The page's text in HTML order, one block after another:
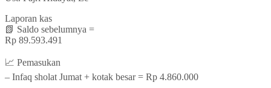
Laporan kas
📗 Saldo sebelumnya =
Rp 89.593.491
📈 Pemasukan
– Infaq sholat Jumat + kotak besar = Rp 4.860.000